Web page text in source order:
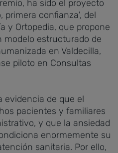
ha sido el proyecto
confianza', del
y Ortopedia, que propone
estructurado de
en Valdecilla,
piloto en Consultas
evidencia de que el
pacientes y familiares
y que la ansiedad
enormemente su
sanitaria. Por ello,